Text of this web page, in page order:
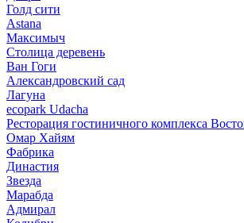
Голд сити
Astana
Максимыч
Столица деревень
Ван Гоги
Александровский сад
Лагуна
ecopark Udacha
Ресторация гостиничного комплекса
Омар Хайям
Фабрика
Династия
Звезда
Марабда
Адмирал